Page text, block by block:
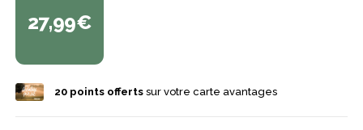
27,99€
20points offertssur votre carte avantages